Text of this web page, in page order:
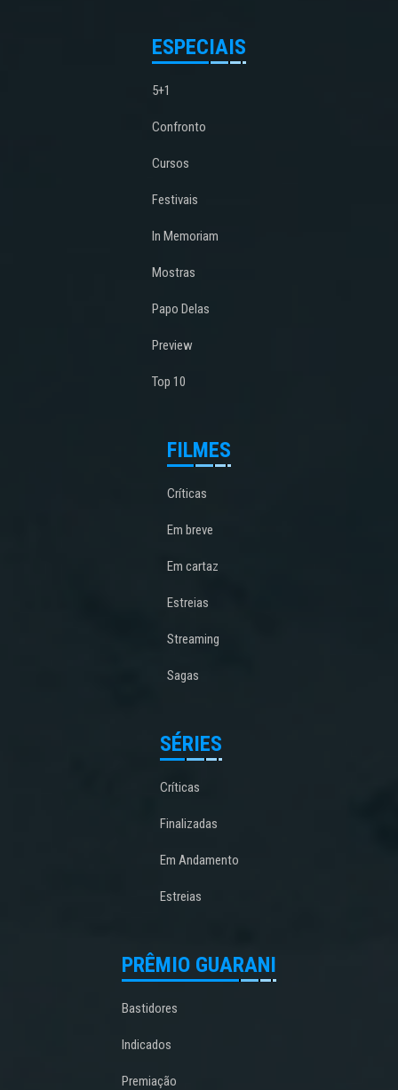
ESPECIAIS
5+1
Confronto
Cursos
Festivais
In Memoriam
Mostras
Papo Delas
Preview
Top 10
FILMES
Críticas
Em breve
Em cartaz
Estreias
Streaming
Sagas
SÉRIES
Críticas
Finalizadas
Em Andamento
Estreias
PRÊMIO GUARANI
Bastidores
Indicados
Premiação